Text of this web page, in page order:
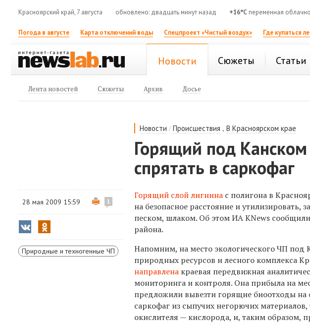
Красноярский край, 7 августа обновлено: двадцать минут назад +16°C переменная
Погода в августе Карта отключений воды Спецпроект «Чистый воздух» Где купаться
Новости Сюжеты Статьи
Лента новостей Сюжеты Архив Досье
Новости /Происшествия ,В Красноярском крае
Горящий под
спрятать в саркофаг
28 мая 2009 15:59 1
Природные и техногенные ЧП
Горящий слой лигнина с полигона в
на безопасное расстояние и
песком, шлаком. Об этом ИА KNews
района.
Напомним, на место экологического ЧП
природных ресурсов и лесного комплекса
направлена краевая передвижная
мониторинга и контроля. Она прибыла на
предложили вывезти горящие биоотходы
саркофаг из сыпучих негорючих
окислителя — кислорода, и, таким образом,